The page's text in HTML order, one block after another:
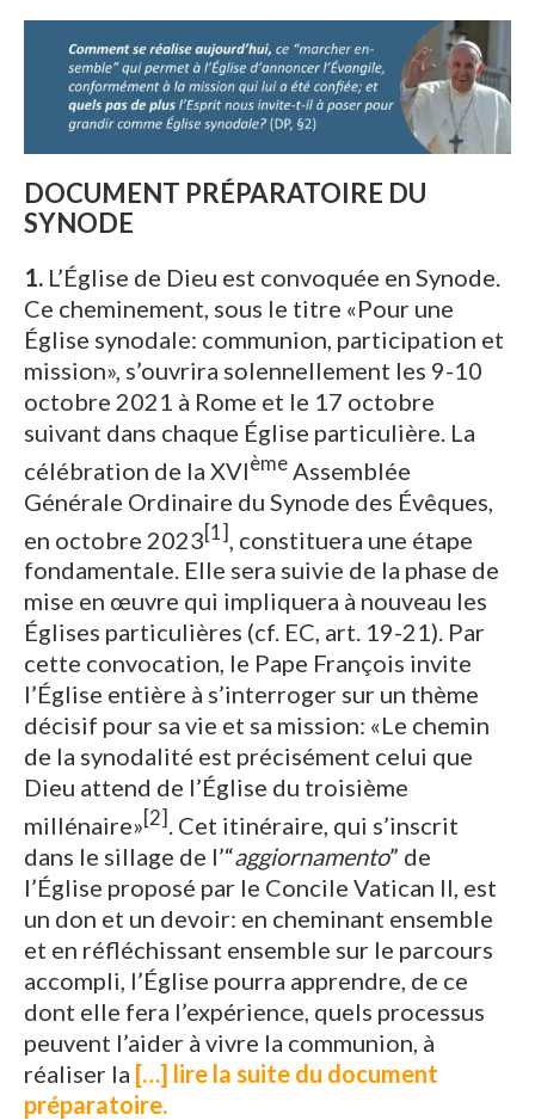
DOCUMENT PRÉPARATOIRE DU
SYNODE
1. L’Église de Dieu est convoquée en Synode.
Ce cheminement, sous le titre «Pour une
Église synodale: communion, participation et
mission», s’ouvrira solennellement les 9-10
octobre 2021 à Rome et le 17 octobre
suivant dans chaque Église particulière. La
célébration de la XVIème Assemblée
Générale Ordinaire du Synode des Évêques,
en octobre 2023[1] , constituera une étape
fondamentale. Elle sera suivie de la phase de
mise en œuvre qui impliquera à nouveau les
Églises particulières (cf. EC, art. 19-21). Par
cette convocation, le Pape François invite
l’Église entière à s’interroger sur un thème
décisif pour sa vie et sa mission: «Le chemin
de la synodalité est précisément celui que
Dieu attend de l’Église du troisième
millénaire» [2] . Cet itinéraire, qui s’inscrit
dans le sillage de l’“aggiornamento” de
l’Église proposé par le Concile Vatican II, est
un don et un devoir: en cheminant ensemble
et en réfléchissant ensemble sur le parcours
accompli, l’Église pourra apprendre, de ce
dont elle fera l’expérience, quels processus
peuvent l’aider à vivre la communion, à
réaliser la […] lire la suite du document
préparatoire.